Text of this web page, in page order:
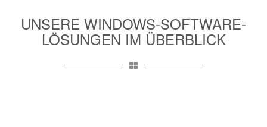
UNSERE WINDOWS-SOFTWARE-
LÖSUNGEN IM ÜBERBLICK